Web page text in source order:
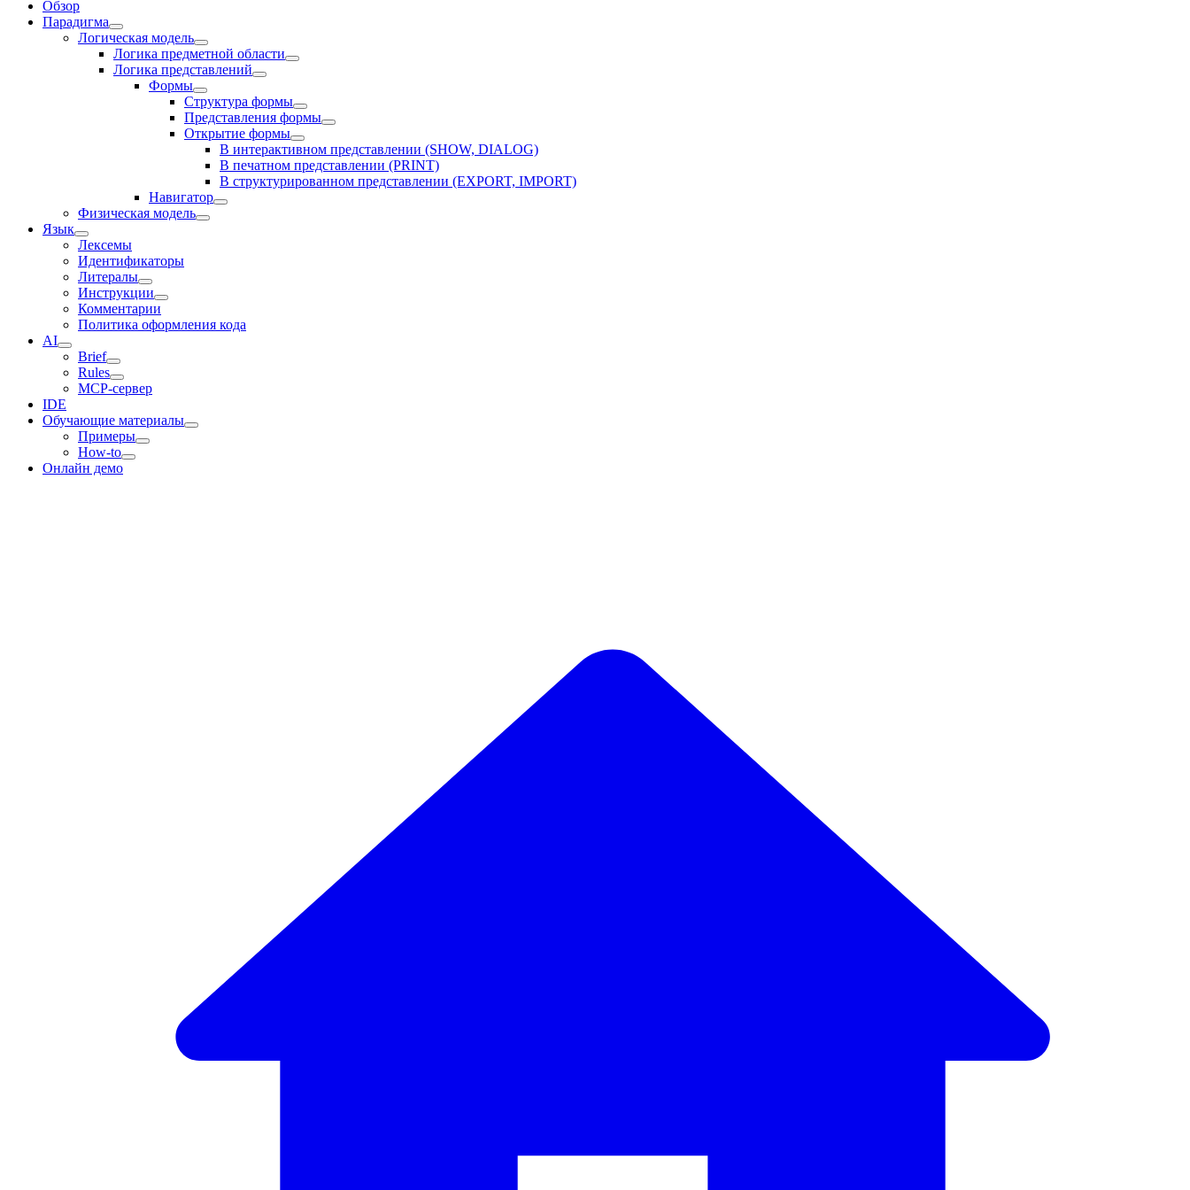
Обзор
Парадигма
Логическая модель
Логика предметной области
Логика представлений
Формы
Структура формы
Представления формы
Открытие формы
В интерактивном представлении (SHOW, DIALOG)
В печатном представлении (PRINT)
В структурированном представлении (EXPORT, IMPORT)
Навигатор
Физическая модель
Язык
Лексемы
Идентификаторы
Литералы
Инструкции
Комментарии
Политика оформления кода
AI
Brief
Rules
MCP-сервер
IDE
Обучающие материалы
Примеры
How-to
Онлайн демо